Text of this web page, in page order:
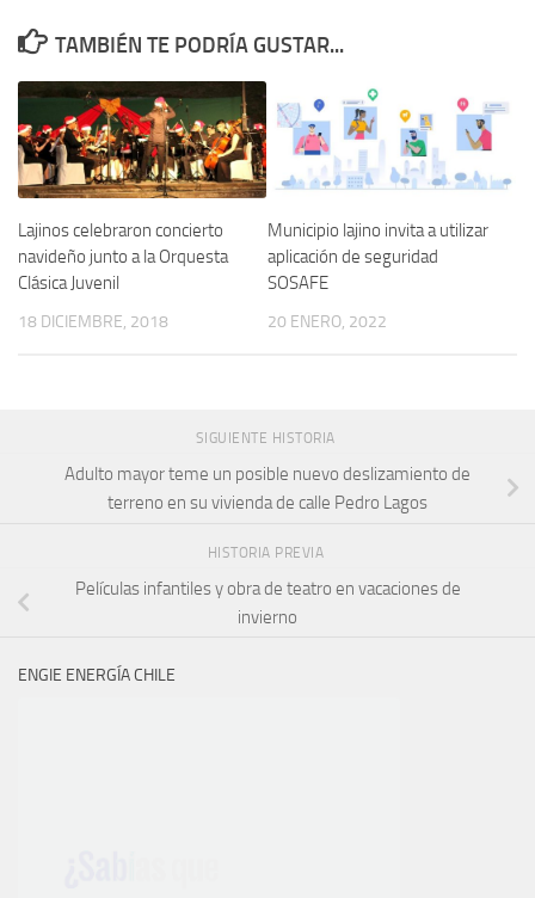
TAMBIÉN TE PODRÍA GUSTAR...
Lajinos celebraron concierto
navideño junto a la Orquesta
Clásica Juvenil
18 DICIEMBRE, 2018
Municipio lajino invita a utilizar
aplicación de seguridad
SOSAFE
20 ENERO, 2022
SIGUIENTE HISTORIA
Adulto mayor teme un posible nuevo deslizamiento de
terreno en su vivienda de calle Pedro Lagos
HISTORIA PREVIA
Películas infantiles y obra de teatro en vacaciones de
invierno
ENGIE ENERGÍA CHILE